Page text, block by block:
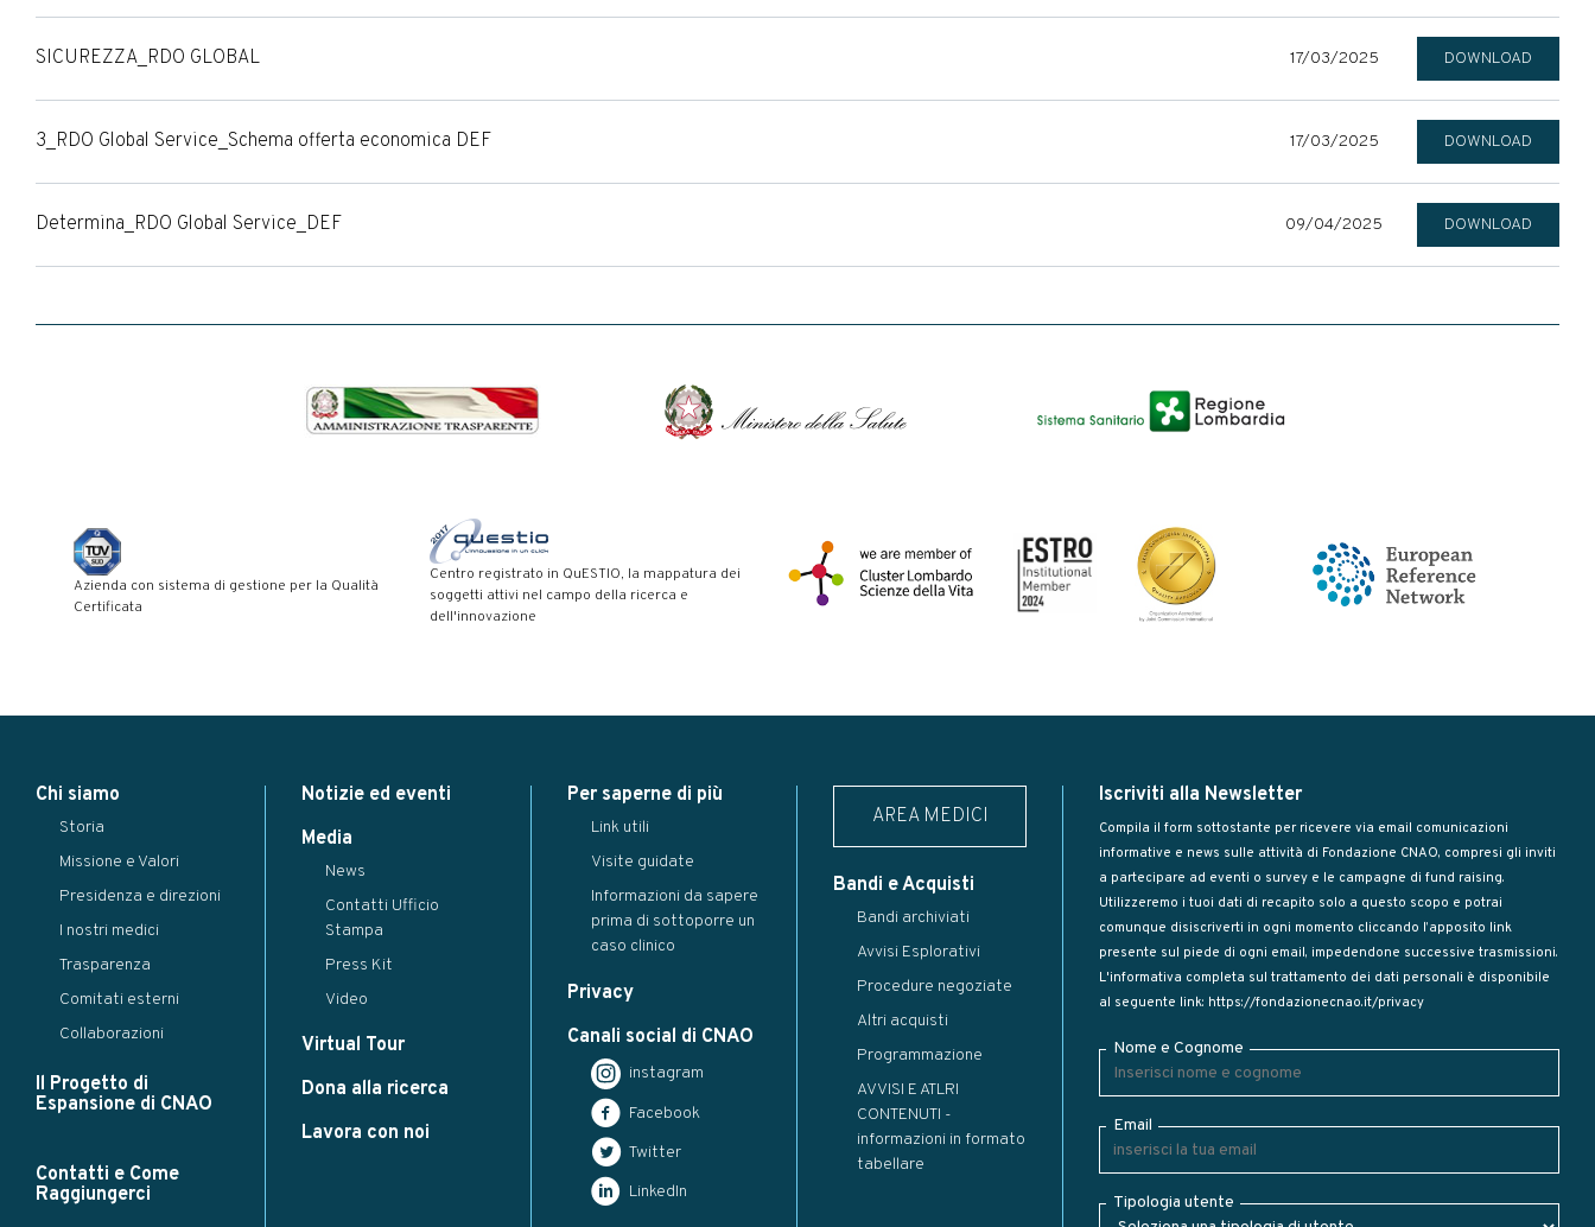
SICUREZZA_RDO GLOBAL 17/03/2025 DOWNLOAD
3_RDO Global Service_Schema offerta economica DEF 17/03/2025 DOWNLOAD
Determina_RDO Global Service_DEF 09/04/2025 DOWNLOAD
Azienda con sistema di gestione per la Qualità
Certificata
Centro registrato in QuESTIO, la mappatura dei
soggetti attivi nel campo della ricerca e
dell'innovazione
Chi siamo
Storia
Missione e Valori
Presidenza e direzioni
I nostri medici
Trasparenza
Comitati esterni
Collaborazioni
Il Progetto di
Espansione di CNAO
Contatti e Come
Raggiungerci
Notizie ed eventi
Media
News
Contatti Ufficio
Stampa
Press Kit
Video
Virtual Tour
Dona alla ricerca
Lavora con noi
Per saperne di più
Link utili
Visite guidate
Informazioni da sapere
prima di sottoporre un
caso clinico
Privacy
Canali social di CNAO
instagram
Facebook
Twitter
LinkedIn
AREA MEDICI
Bandi e Acquisti
Bandi archiviati
Avvisi Esplorativi
Procedure negoziate
Altri acquisti
Programmazione
AVVISI E ATLRI
CONTENUTI -
informazioni in formato
tabellare
Iscriviti alla Newsletter
Compila il form sottostante per ricevere via email comunicazioni
informative e news sulle attività di Fondazione CNAO, compresi gli inviti
a partecipare ad eventi o survey e le campagne di fund raising.
Utilizzeremo i tuoi dati di recapito solo a questo scopo e potrai
comunque disiscriverti in ogni momento cliccando l’apposito link
presente sul piede di ogni email, impedendone successive trasmissioni.
L'informativa completa sul trattamento dei dati personali è disponibile
al seguente link: https://fondazionecnao.it/privacy
Nome e Cognome
Email
Tipologia utente
Save changes